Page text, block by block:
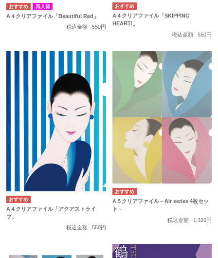
再入荷
A４クリアファイル「Beautiful Red」
税込金額
550円
A４クリアファイル「SKIPPING
HEART!」
税込金額
550円
A４クリアファイル「アクアストライ
プ」
税込金額
550円
A５クリアファイル－Air series 4枚セッ
ト－
税込金額
1,320円